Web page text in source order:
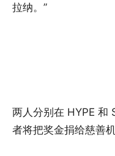
拉纳。”
两人分别在 HYPE 和
者将把奖金捐给慈善机